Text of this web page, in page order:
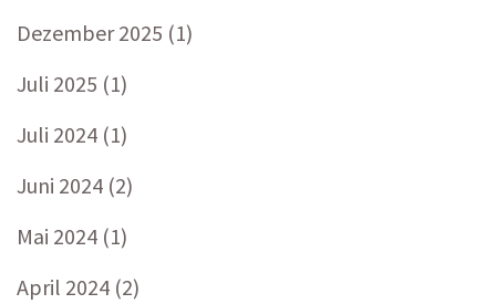
Dezember 2025 (1)
Juli 2025 (1)
Juli 2024 (1)
Juni 2024 (2)
Mai 2024 (1)
April 2024 (2)